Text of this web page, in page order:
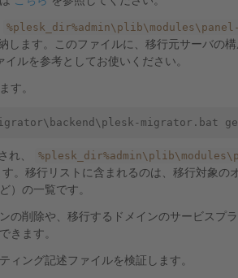
します。このファイルに、移行元サーバの
ルを参考としてお使いください。
す。
れ、
。移行リストに含まれるのは、移行対象の
）の一覧です。
の削除や、移行するドメインのサービスプ
きます。
ィング記述ファイルを検証します。